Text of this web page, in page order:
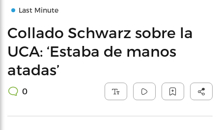
Last Minute
Collado Schwarz sobre la
UCA: ‘Estaba de manos
atadas’
0